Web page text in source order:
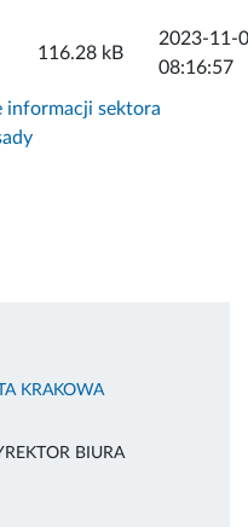
116.28 kB
2023-11-
08:16:57
informacji sektora
KRAKOWA
BIURA